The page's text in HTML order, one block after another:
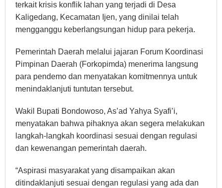
terkait krisis konflik lahan yang terjadi di Desa
Kaligedang, Kecamatan Ijen, yang dinilai telah
mengganggu keberlangsungan hidup para pekerja.
Pemerintah Daerah melalui jajaran Forum Koordinasi
Pimpinan Daerah (Forkopimda) menerima langsung
para pendemo dan menyatakan komitmennya untuk
menindaklanjuti tuntutan tersebut.
Wakil Bupati Bondowoso, As’ad Yahya Syafi’i,
menyatakan bahwa pihaknya akan segera melakukan
langkah-langkah koordinasi sesuai dengan regulasi
dan kewenangan pemerintah daerah.
“Aspirasi masyarakat yang disampaikan akan
ditindaklanjuti sesuai dengan regulasi yang ada dan